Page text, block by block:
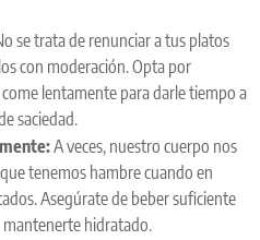
se trata de renunciar a tus platos
con moderación. Opta por
lentamente para darle tiempo a
saciedad.
A veces, nuestro cuerpo nos
tenemos hambre cuando en
Asegúrate de beber suficiente
mantenerte hidratado.